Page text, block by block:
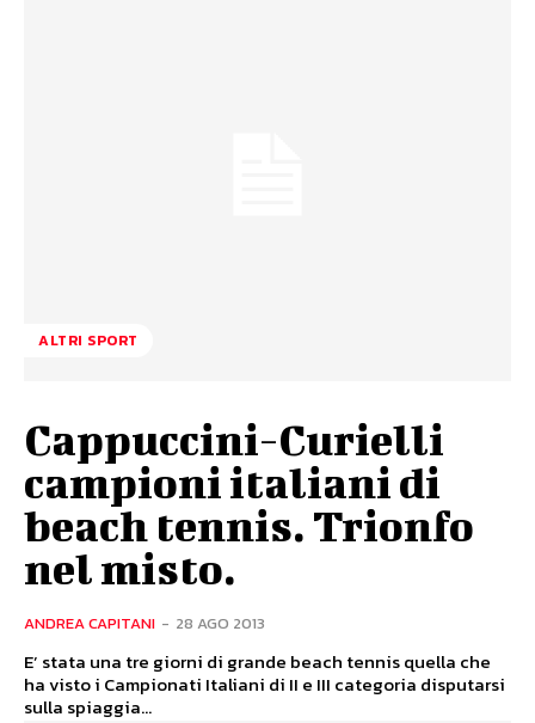
ALTRI SPORT
Cappuccini-Curielli
campioni italiani di
beach tennis. Trionfo
nel misto.
ANDREA CAPITANI - 28 AGO 2013
E’ stata una tre giorni di grande beach tennis quella che
ha visto i Campionati Italiani di II e III categoria disputarsi
sulla spiaggia...